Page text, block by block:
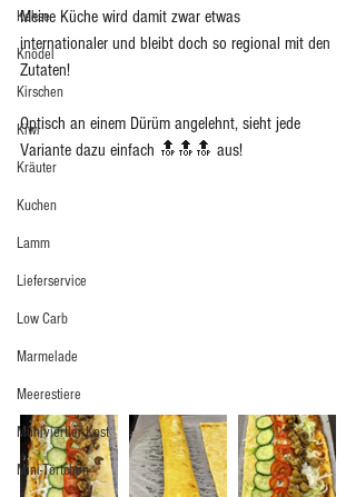
Kekse
Knödel
Kirschen
Kiwi
Kräuter
Kuchen
Lamm
Lieferservice
Low Carb
Marmelade
Meerestiere
Mühlviertler Kost
Mini-Törtchen
Meine Küche wird damit zwar etwas
internationaler und bleibt doch so regional mit den
Zutaten!
Optisch an einem Dürüm angelehnt, sieht jede
Variante dazu einfach 🔝🔝🔝 aus!